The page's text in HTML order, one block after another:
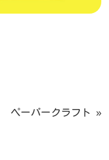
»
ペーパークラフト